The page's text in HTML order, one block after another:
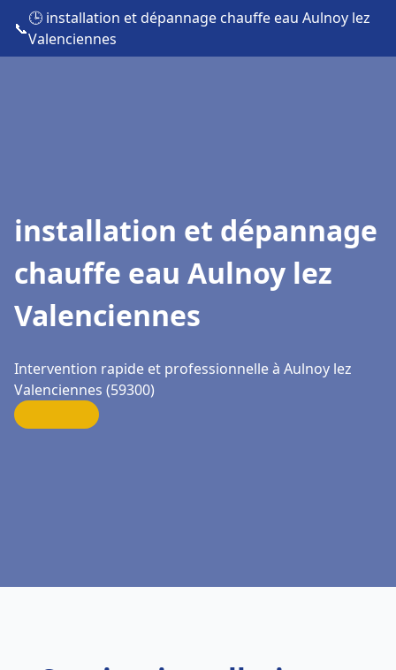
📞
🕒 installation et dépannage chauffe eau Aulnoy lez
Valenciennes
installation et dépannage
chauffe eau Aulnoy lez
Valenciennes
Intervention rapide et professionnelle à Aulnoy lez
Valenciennes (59300)